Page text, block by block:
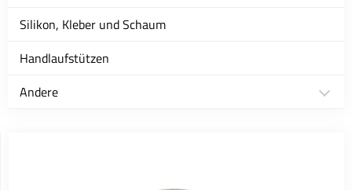
Silikon, Kleber und Schaum
Handlaufstützen
Andere